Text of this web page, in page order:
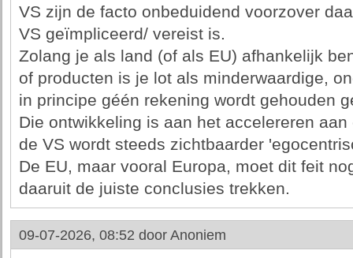
VS zijn de facto onbeduidend voorzover
VS geïmpliceerd/ vereist is.
Zolang je als land (of als EU) afhankelijk
of producten is je lot als minderwaardige,
in principe géén rekening wordt gehouden
Die ontwikkeling is aan het accelereren
de VS wordt steeds zichtbaarder
De EU, maar vooral Europa, moet dit feit
daaruit de juiste conclusies trekken.
09-07-2026, 08:52 door Anoniem